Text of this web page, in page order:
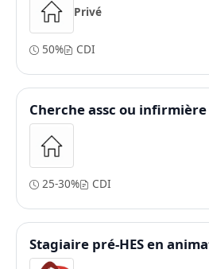
Privé
50% CDI
Cherche assc ou infirmière
25-30% CDI
Stagiaire pré-HES en